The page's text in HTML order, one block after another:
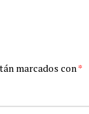
marcados con*